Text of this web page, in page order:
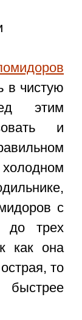
в чистую
этим
и
с
до трех
как она
то